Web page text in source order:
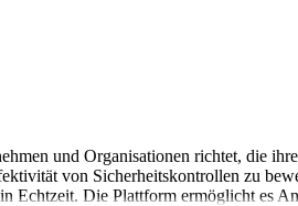
und Organisationen richtet, die
von Sicherheitskontrollen zu
Echtzeit. Die Plattform ermöglicht es